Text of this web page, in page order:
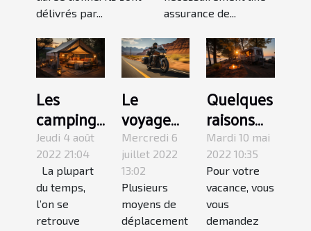
délivrés par...
assurance de...
Les
campings
de luxe
de
dernières
minutes?
Jeudi 4 août
2022 21:04
La plupart
du temps,
l’on se
retrouve
Le
voyage
en road
trip moto :
quels
sont ces
atouts
Mercredi 6
juillet 2022
13:02
Plusieurs
moyens de
déplacement
Quelques
raisons
de visiter
le
Camping
bassin
Arcachon
Mardi 10 mai
2022 10:35
Pour votre
vacance, vous
vous
demandez